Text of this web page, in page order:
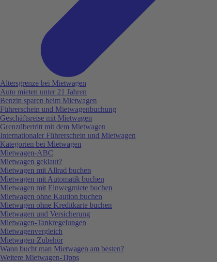
Altersgrenze bei Mietwagen
Auto mieten unter 21 Jahren
Benzin sparen beim Mietwagen
Führerschein und Mietwagenbuchung
Geschäftsreise mit Mietwagen
Grenzübertritt mit dem Mietwagen
Internationaler Führerschein und Mietwagen
Kategorien bei Mietwagen
Mietwagen-ABC
Mietwagen geklaut?
Mietwagen mit Allrad buchen
Mietwagen mit Automatik buchen
Mietwagen mit Einwegmiete buchen
Mietwagen ohne Kaution buchen
Mietwagen ohne Kreditkarte buchen
Mietwagen und Versicherung
Mietwagen-Tankregelungen
Mietwagenvergleich
Mietwagen-Zubehör
Wann bucht man Mietwagen am besten?
Weitere Mietwagen-Tipps